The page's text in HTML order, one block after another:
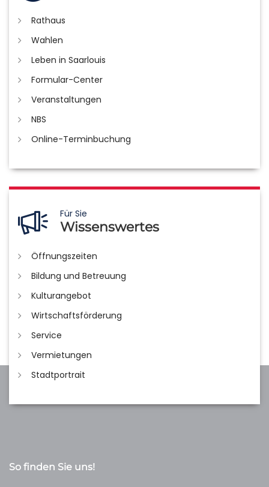
Rathaus
Wahlen
Leben in Saarlouis
Formular-Center
Veranstaltungen
NBS
Online-Terminbuchung
Für Sie
Wissenswertes
Öffnungszeiten
Bildung und Betreuung
Kulturangebot
Wirtschaftsförderung
Service
Vermietungen
Stadtportrait
So finden Sie uns!